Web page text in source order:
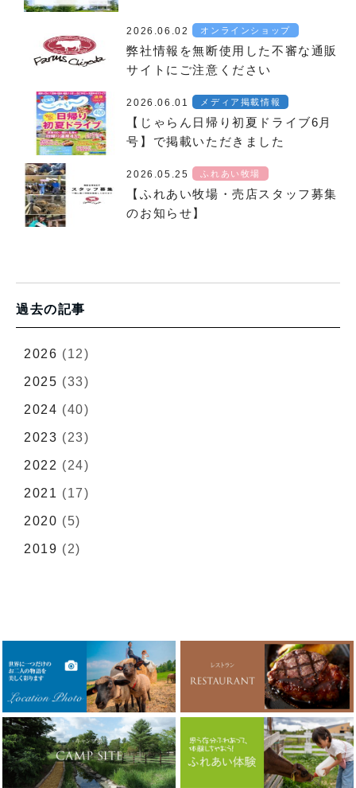
2026.06.02 オンラインショップ
弊社情報を無断使用した不審な通販
サイトにご注意ください
2026.06.01 メディア掲載情報
【じゃらん日帰り初夏ドライブ6月
号】で掲載いただきました
2026.05.25 ふれあい牧場
【ふれあい牧場・売店スタッフ募集
のお知らせ】
過去の記事
2026 (12)
2025 (33)
2024 (40)
2023 (23)
2022 (24)
2021 (17)
2020 (5)
2019 (2)